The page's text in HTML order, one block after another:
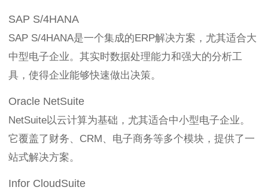
SAP S/4HANA
SAP S/4HANA是一个集成的ERP解决方案，尤其适合大
中型电子企业。其实时数据处理能力和强大的分析工
具，使得企业能够快速做出决策。
Oracle NetSuite
NetSuite以云计算为基础，尤其适合中小型电子企业。
它覆盖了财务、CRM、电子商务等多个模块，提供了一
站式解决方案。
Infor CloudSuite